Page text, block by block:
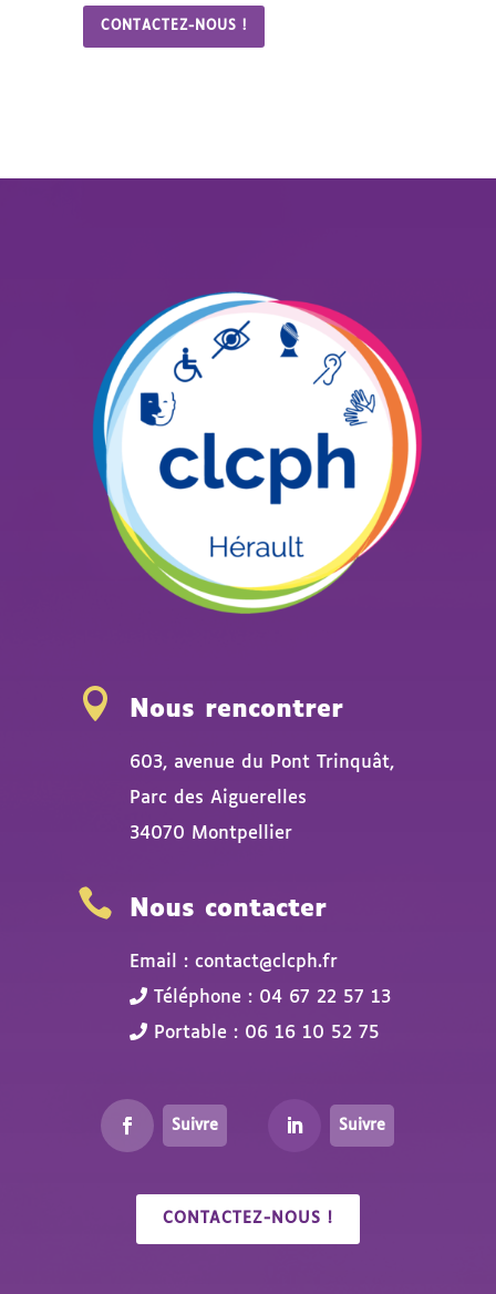
CONTACTEZ-NOUS !
 Nous rencontrer
603, avenue du Pont Trinquât,
Parc des Aiguerelles
34070 Montpellier
 Nous contacter
Email : contact@clcph.fr
Téléphone : 04 67 22 57 13
Portable : 06 16 10 52 75
Suivre Suivre
CONTACTEZ-NOUS !